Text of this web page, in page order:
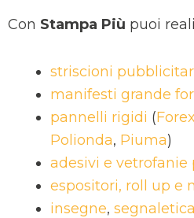
Con Stampa Più puoi
striscioni
manifesti grande
pannelli rigidi (Forex
Polionda, Piuma)
adesivi e vetrofanie
espositori, roll up e
insegne,